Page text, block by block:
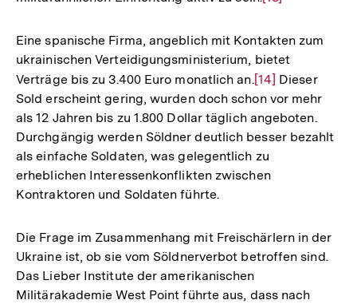
der
Fußnote
Eine spanische Firma, angeblich mit Kontakten zum
ukrainischen Verteidigungsministerium, bietet
Verträge bis zu 3.400 Euro monatlich an.Zur
Auflösung
der
Fußnote
[14] Dieser
Sold erscheint gering, wurden doch schon vor mehr
als 12 Jahren bis zu 1.800 Dollar täglich angeboten.
Durchgängig werden Söldner deutlich besser bezahlt
als einfache Soldaten, was gelegentlich zu
erheblichen Interessenkonflikten zwischen
Kontraktoren und Soldaten führte.
Die Frage im Zusammenhang mit Freischärlern in der
Ukraine ist, ob sie vom Söldnerverbot betroffen sind.
Das Lieber Institute der amerikanischen
Militärakademie West Point führte aus, dass nach